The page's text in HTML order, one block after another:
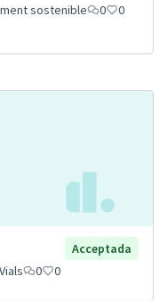
sostenible
0
0
Acceptada
0 0